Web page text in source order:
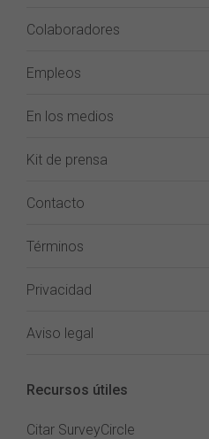
Colaboradores
Empleos
En los medios
Kit de prensa
Contacto
Términos
Privacidad
Aviso legal
Recursos útiles
Citar SurveyCircle